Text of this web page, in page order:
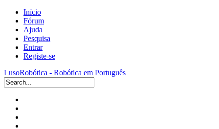
Início
Fórum
Ajuda
Pesquisa
Entrar
Registe-se
LusoRobótica - Robótica em Português